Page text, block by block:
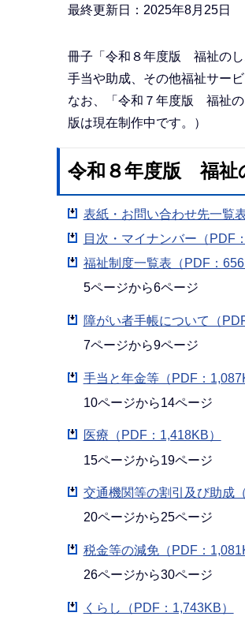
最終更新日：2025年8月25日
冊子「令和８年度版 福祉のし
手当や助成、その他福祉サー
なお、「令和７年度版 福祉の
版は現在制作中です。）
令和８年度版 福祉
表紙・お問い合わせ先一覧
目次・マイナンバー（PDF
福祉制度一覧表（PDF：
5ページから6ページ
障がい者手帳について（
7ページから9ページ
手当と年金等（PDF：
10ページから14ページ
医療（PDF：1,418KB）
15ページから19ページ
交通機関等の割引及び助成
20ページから25ページ
税金等の減免（PDF：
26ページから30ページ
くらし（PDF：1,743KB）